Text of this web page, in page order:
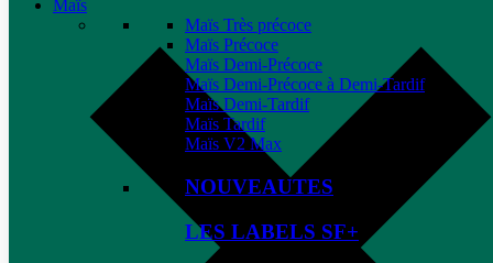
Maïs
Maïs Très précoce
Maïs Précoce
Maïs Demi-Précoce
Maïs Demi-Précoce à Demi-Tardif
Maïs Demi-Tardif
Maïs Tardif
Maïs V2 Max
NOUVEAUTES
LES LABELS SF+